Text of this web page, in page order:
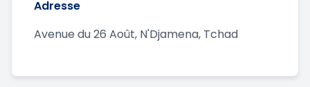
Adresse
Avenue du 26 Août, N'Djamena, Tchad